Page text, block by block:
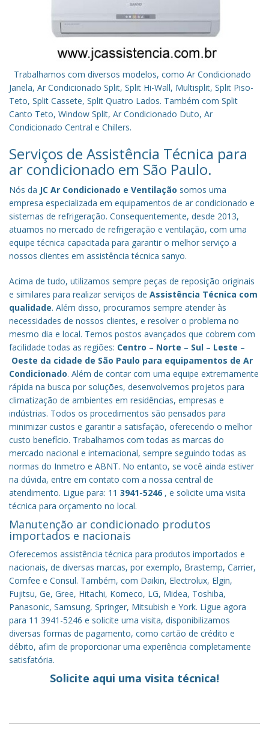
Trabalhamos com diversos modelos, como Ar Condicionado
Janela, Ar Condicionado Split, Split Hi-Wall, Multisplit, Split Piso-
Teto, Split Cassete, Split Quatro Lados. Também com Split
Canto Teto, Window Split, Ar Condicionado Duto, Ar
Condicionado Central e Chillers.
Serviços de Assistência Técnica para
ar condicionado em São Paulo.
Nós da JC Ar Condicionado e Ventilação somos uma
empresa especializada em equipamentos de ar condicionado e
sistemas de refrigeração. Consequentemente, desde 2013,
atuamos no mercado de refrigeração e ventilação, com uma
equipe técnica capacitada para garantir o melhor serviço a
nossos clientes em assistência técnica sanyo.
Acima de tudo, utilizamos sempre peças de reposição originais
e similares para realizar serviços de Assistência Técnica com
qualidade. Além disso, procuramos sempre atender às
necessidades de nossos clientes, e resolver o problema no
mesmo dia e local. Temos postos avançados que cobrem com
facilidade todas as regiões: Centro – Norte – Sul – Leste –
Oeste da cidade de São Paulo para equipamentos de Ar
Condicionado. Além de contar com uma equipe extremamente
rápida na busca por soluções, desenvolvemos projetos para
climatização de ambientes em residências, empresas e
indústrias. Todos os procedimentos são pensados para
minimizar custos e garantir a satisfação, oferecendo o melhor
custo benefício. Trabalhamos com todas as marcas do
mercado nacional e internacional, sempre seguindo todas as
normas do Inmetro e ABNT. No entanto, se você ainda estiver
na dúvida, entre em contato com a nossa central de
atendimento. Ligue para: 11 3941-5246 , e solicite uma visita
técnica para orçamento no local.
Manutenção ar condicionado produtos
importados e nacionais
Oferecemos assistência técnica para produtos importados e
nacionais, de diversas marcas, por exemplo, Brastemp, Carrier,
Comfee e Consul. Também, com Daikin, Electrolux, Elgin,
Fujitsu, Ge, Gree, Hitachi, Komeco, LG, Midea, Toshiba,
Panasonic, Samsung, Springer, Mitsubish e York. Ligue agora
para 11 3941-5246 e solicite uma visita, disponibilizamos
diversas formas de pagamento, como cartão de crédito e
débito, afim de proporcionar uma experiência completamente
satisfatória.
Solicite aqui uma visita técnica!